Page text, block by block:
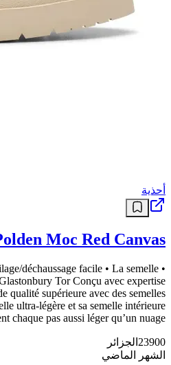
أحذية
Moc Red Canvas
déchaussage facile • La semelle
Tor Conçu avec expertise
qualité supérieure avec des semelles
ultra-légère et sa semelle intérieure
chaque pas aussi léger qu’un nuage.
23900 الجزائر
الشهر الماضي